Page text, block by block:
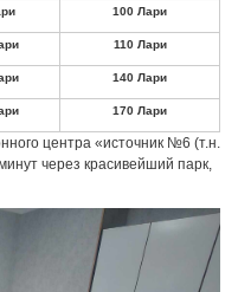
центра «источник №6 (т.н.
через красивейший парк,